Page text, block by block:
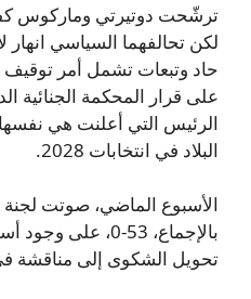
لكن تحالفهما السياسي انهار
حاد وتبعات تشمل أمر توقيف
على قرار المحكمة الجنائية
الرئيس التي أعلنت هي نفسها
البلاد في انتخابات 2028.
الأسبوع الماضي، صوتت
بالإجماع، 53-0،
تحويل الشكوى إلى مناقشة